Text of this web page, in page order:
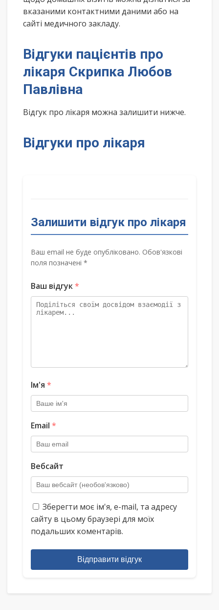
вказаними контактними даними або на
сайті медичного закладу.
Відгуки пацієнтів про
лікаря Скрипка Любов
Павлівна
Відгук про лікаря можна залишити нижче.
Відгуки про лікаря
Залишити відгук про лікаря
Ваш email не буде опубліковано. Обов'язкові
поля позначені *
Ваш відгук*
Ім'я *
Email *
Вебсайт
Зберегти моє ім'я, e-mail, та адресу
сайту в цьому браузері для моїх
подальших коментарів.
Відправити відгук